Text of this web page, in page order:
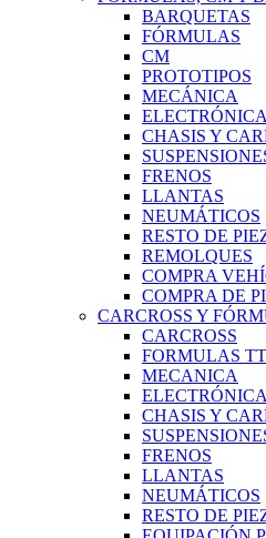
BARQUETAS
FÓRMULAS
CM
PROTOTIPOS
MECÁNICA
ELECTRÓNICA
CHASIS Y
FRENOS
LLANTAS
NEUMÁTICOS
RESTO DE
REMOLQUES
COMPRA
COMPRA DE
CARCROSS Y
CARCROSS
FORMULAS
MECANICA
ELECTRÓNICA
CHASIS Y
FRENOS
LLANTAS
NEUMÁTICOS
RESTO DE